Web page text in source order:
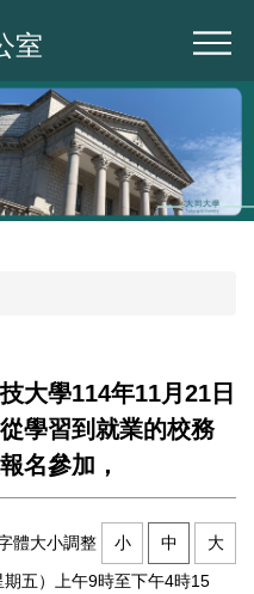
室
大學114年11月21日
學習到就業的校務
名參加，
體大小調整 小 中
大
五）上午9時至下午4時15